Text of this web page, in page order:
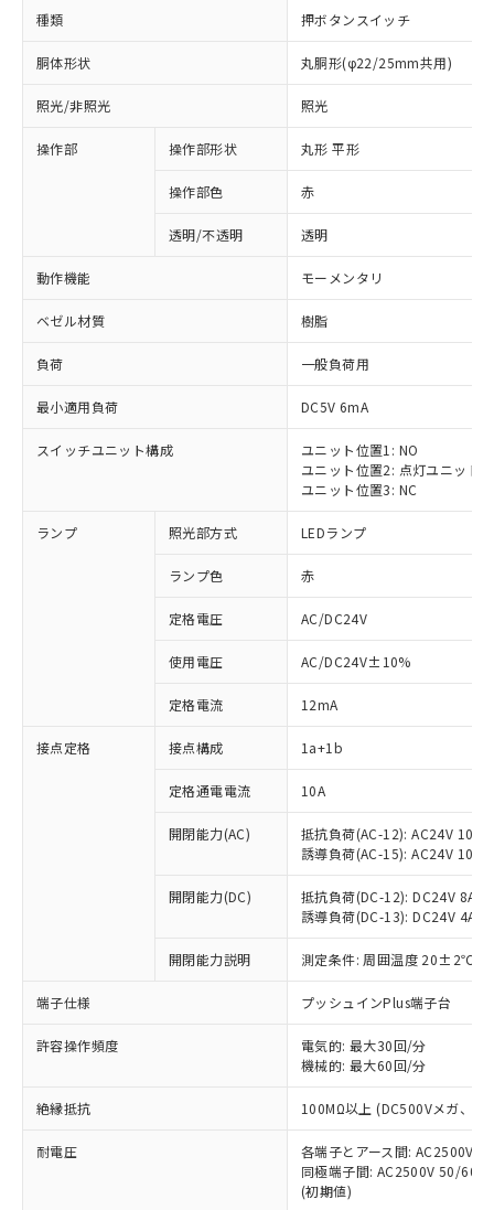
種類 押ボタンスイッチ
胴体形状 丸胴形(φ22/25mm共用)
照光/非照光 照光
操作部 操作部形状 丸形 平形
操作部色 赤
透明/不透明 透明
動作機能 モーメンタリ
ベゼル材質 樹脂
負荷 一般負荷用
最小適用負荷 DC5V 6mA
スイッチユニット構成
ユニット位置1: NO
ユニット位置2: 点灯ユニット
ユニット位置3: NC
ランプ 照光部方式 LEDランプ
ランプ色 赤
定格電圧 AC/DC24V
使用電圧 AC/DC24V±10%
定格電流 12mA
接点定格 接点構成 1a+1b
定格通電電流 10A
開閉能力(AC)
抵抗負荷(AC-12): AC24V 10A/
誘導負荷(AC-15): AC24V
開閉能力(DC)
抵抗負荷(DC-12): DC24V 8A/
誘導負荷(DC-13): DC24V 4A/
開閉能力説明 測定条件: 周囲温度 20±2℃、
端子仕様 プッシュインPlus端子台
許容操作頻度
電気的: 最大30回/分
機械的: 最大60回/分
絶縁抵抗 100MΩ以上 (DC500Vメガ、点
耐電圧
各端子とアース間: AC2500V
同極端子間: AC2500V 50/
(初期値)
ご利用条件
ご利用ください。
本サービスは、当社制御機器事業取扱
商品の当社在庫状況および標準価格
(税抜)を提供させていただくもので
当社制御機器事業取扱商品の中には、
本サービスの対象外となる商品もある
ことをご了承ください。
在庫状況および標準価格照会結果は、
対応済み：EU RoHS指令（10物質）の
非含有に対応した製品が提供可能な商品で
対応予定：EU RoHS指令（10物質）の非含
有に対応した製品に切り替える予定のある
対応予定なし：EU RoHS指令（10物質）の
非含有に非対応の商品で、対応品を出す予
定はありません。
調査・確認中：EU RoHS指令（10物質）の
非含有の対応状況を調査中または確認中の
害物質有無と関係のない商品です。
仕入先様の事情により、非含有部品として
いたものが、含有品と判明した場合などや
むを得ず変更することがあります。
※1 中国RoHS○×表
「○」：最大均質材料含有率が中国RoHSの
基準値以下であることを示します。
「×」：最大均質材料含有率が中国RoHSの
基準値を超えていることを示します。
「－」：未確認です。当社販売部門へお問
当社は、これら貴社製品のうち、外国
為替および外国貿易法に定める商品